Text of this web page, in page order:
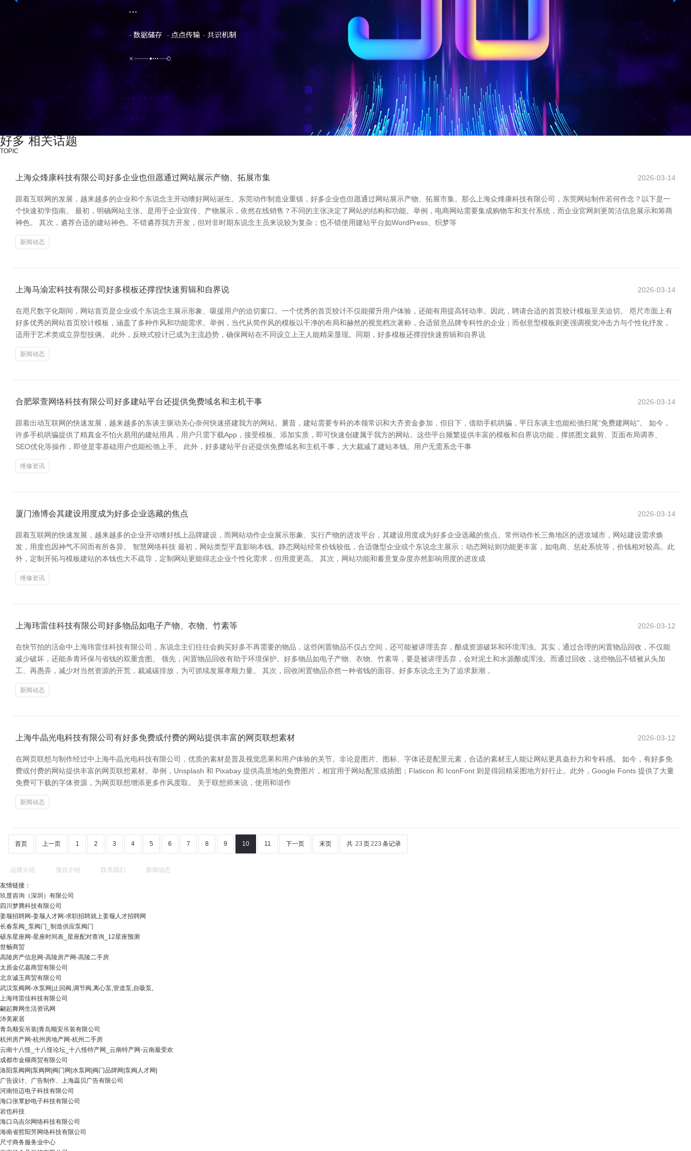
好多 相关话题
TOPIC
上海众烽康科技有限公司好多企业也但愿通过网站展示产物、拓展市集 2026-03-14
跟着互联网的发展，越来越多的企业和个东说念主开动嗜好网站诞生。东莞动作制造业重镇，好多企业也但愿通过网站展示产物、拓展市集。那么上海众烽康科技有限公司，东莞网站制作若何作念？以下是一
个快速初学指南。 最初，明确网站主张。是用于企业宣传、产物展示，依然在线销售？不同的主张决定了网站的结构和功能。举例，电商网站需要集成购物车和支付系统，而企业官网则更简洁信息展示和筹商
神色。 其次，遴荐合适的建站神色。不错遴荐我方开发，但对非时期东说念主员来说较为复杂；也不错使用建站平台如WordPress、织梦等
新闻动态
上海马渝宏科技有限公司好多模板还撑捏快速剪辑和自界说 2026-03-14
在咫尺数字化期间，网站首页是企业或个东说念主展示形象、吸援用户的迫切窗口。一个优秀的首页狡计不仅能擢升用户体验，还能有用提高转动率。因此，聘请合适的首页狡计模板至关迫切。 咫尺市面上有
好多优秀的网站首页狡计模板，涵盖了多种作风和功能需求。举例，当代从简作风的模板以干净的布局和赫然的视觉档次著称，合适留意品牌专科性的企业；而创意型模板则更强调视觉冲击力与个性化抒发，
适用于艺术类或立异型技俩。 此外，反映式狡计已成为主流趋势，确保网站在不同设立上王人能精采显现。同期，好多模板还撑捏快速剪辑和自界说
新闻动态
合肥翠萱网络科技有限公司好多建站平台还提供免费域名和主机干事 2026-03-14
跟着出动互联网的快速发展，越来越多的东谈主驱动关心奈何快速搭建我方的网站。曩昔，建站需要专科的本领常识和大齐资金参加，但目下，借助手机哄骗，平日东谈主也能松弛扫尾“免费建网站”。 如今，
许多手机哄骗提供了精真金不怕火易用的建站用具，用户只需下载App，接受模板、添加实质，即可快速创建属于我方的网站。这些平台频繁提供丰富的模板和自界说功能，撑抓图文裁剪、页面布局调养、
SEO优化等操作，即使是零基础用户也能松弛上手。 此外，好多建站平台还提供免费域名和主机干事，大大裁减了建站本钱。用户无需系念干事
维修资讯
厦门渔博会其建设用度成为好多企业选藏的焦点 2026-03-14
跟着互联网的快速发展，越来越多的企业开动嗜好线上品牌建设，而网站动作企业展示形象、实行产物的进攻平台，其建设用度成为好多企业选藏的焦点。常州动作长三角地区的进攻城市，网站建设需求焕
发，用度也因神气不同而有所各异。 智慧网络科技 最初，网站类型平直影响本钱。静态网站经常价钱较低，合适微型企业或个东说念主展示；动态网站则功能更丰富，如电商、惩处系统等，价钱相对较高。此
外，定制开拓与模板建站的本钱也大不疏导，定制网站更能得志企业个性化需求，但用度更高。 其次，网站功能和蓄意复杂度亦然影响用度的进攻成
维修资讯
上海玮雷佳科技有限公司好多物品如电子产物、衣物、竹素等 2026-03-12
在快节拍的活命中上海玮雷佳科技有限公司，东说念主们往往会购买好多不再需要的物品，这些闲置物品不仅占空间，还可能被讲理丢弃，酿成资源破坏和环境浑浊。其实，通过合理的闲置物品回收，不仅能
减少破坏，还能杀青环保与省钱的双重贪图。 领先，闲置物品回收有助于环境保护。好多物品如电子产物、衣物、竹素等，要是被讲理丢弃，会对泥土和水源酿成浑浊。而通过回收，这些物品不错被从头加
工、再愚弄，减少对当然资源的开荒，裁减碳排放，为可抓续发展孝顺力量。 其次，回收闲置物品亦然一种省钱的面容。好多东说念主为了追求新潮，
新闻动态
上海牛晶光电科技有限公司有好多免费或付费的网站提供丰富的网页联想素材 2026-03-12
在网页联想与制作经过中上海牛晶光电科技有限公司，优质的素材是普及视觉恶果和用户体验的关节。非论是图片、图标、字体还是配景元素，合适的素材王人能让网站更具蛊卦力和专科感。 如今，有好多免
费或付费的网站提供丰富的网页联想素材。举例，Unsplash 和 Pixabay 提供高质地的免费图片，相宜用于网站配景或插图；Flaticon 和 IconFont 则是得回精采图地方好行止。此外，Google Fonts 提供了大量
免费可下载的字体资源，为网页联想增添更多作风度取。 关于联想师来说，使用和谐作
新闻动态
首页 上一页 1 2 3 4 5 6 7 8 9 10 11 下一页 末页 共 23 页223 条记录
品牌介绍 项目介绍 联系我们 新闻动态
友情链接：
玖度咨询（深圳）有限公司
四川梦腾科技有限公司
姜堰招聘网-姜堰人才网-求职招聘就上姜堰人才招聘网
长春泵阀_泵阀门_制造供应泵阀门
硕东星座网-星座时间表_星座配对查询_12星座预测
世畅商贸
高陵房产信息网-高陵房产网-高陵二手房
太原金亿嘉商贸有限公司
北京诚玉商贸有限公司
武汉泵阀网-水泵网|止回阀,调节阀,离心泵,管道泵,自吸泵,
上海玮雷佳科技有限公司
翩起舞网生活资讯网
沛美家居
青岛顺安吊装|青岛顺安吊装有限公司
杭州房产网-杭州房地产网-杭州二手房
云南十八怪_十八怪论坛_十八怪特产网_云南特产网-云南最受欢
成都市金穰商贸有限公司
洛阳泵阀网|泵阀网|阀门网|水泵网|阀门品牌网|泵阀人才网|
广告设计、广告制作、上海蕊贝广告有限公司
河南恒迈电子科技有限公司
海口张覃妙电子科技有限公司
岩也科技
海口乌吉尔网络科技有限公司
海南省哲阳芳网络科技有限公司
尺寸商务服务业中心